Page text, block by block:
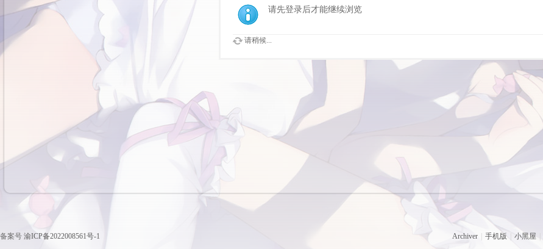
请先登录后才能继续浏览
请稍候...
Archiver 手机版 小黑屋
备案号 渝ICP备2022008561号-1